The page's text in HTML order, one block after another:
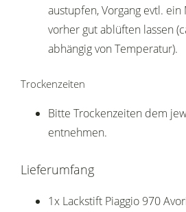
austupfen, Vorgang evtl.
vorher gut ablüften lassen
abhängig von Temperatur).
Trockenzeiten
Bitte Trockenzeiten dem
entnehmen.
Lieferumfang
1x Lackstift Piaggio 970